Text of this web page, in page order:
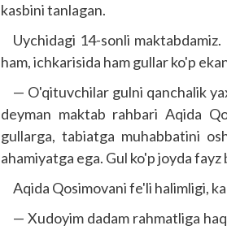
kasbini tanlagan.
Uychidagi 14-sonli
ham, ichkarisida ham gullar ko'p
— O'qituvchilar gulni qanchalik
deyman maktab rahbari Aqida
gullarga, tabiatga muhabbatini
ahamiyatga ega. Gul ko'p joyda
Aqida Qosimovani fe'li halimligi,
— Xudoyim dadam rahmatliga